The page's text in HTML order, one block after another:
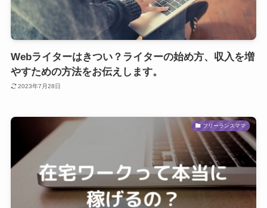
Webライターはきつい？ライターの始め方、収入を増
やすための方法をお伝えします。
2023年7月28日
フリーランスママ